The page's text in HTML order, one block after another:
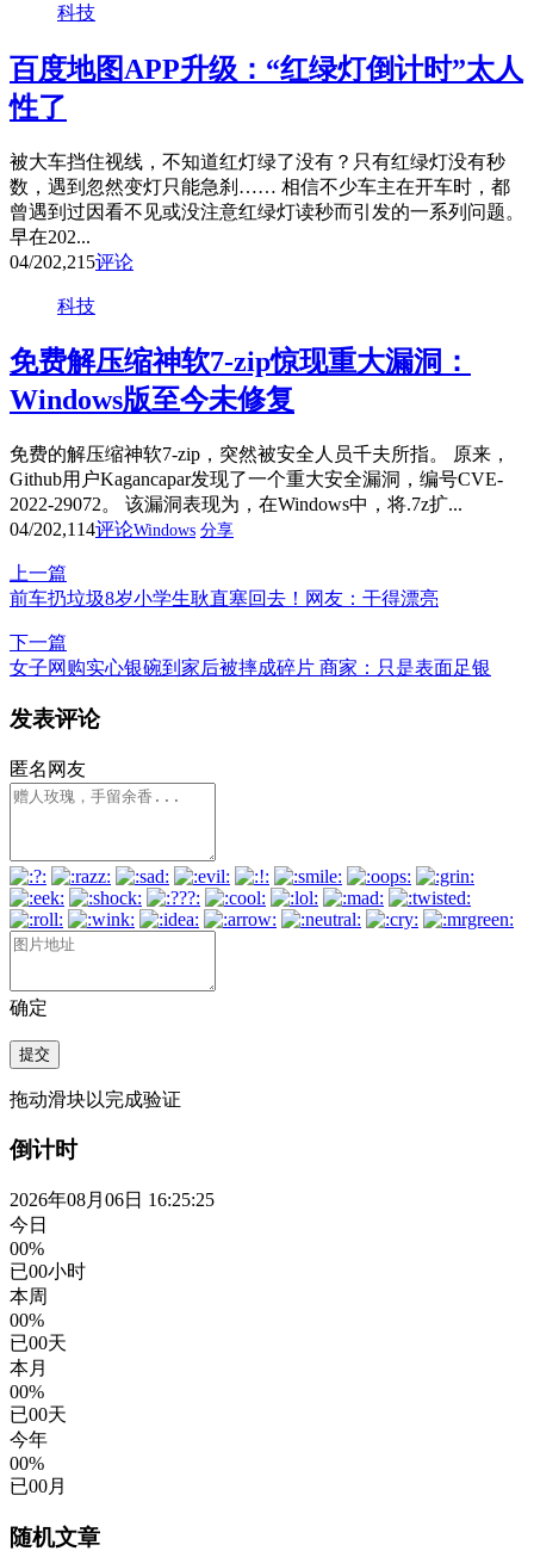
科技
百度地图APP升级：“红绿灯倒计时”太人
性了
被大车挡住视线，不知道红灯绿了没有？只有红绿灯没有秒
数，遇到忽然变灯只能急刹…… 相信不少车主在开车时，都
曾遇到过因看不见或没注意红绿灯读秒而引发的一系列问题。
早在202...
04/202,215评论
科技
免费解压缩神软7-zip惊现重大漏洞：
Windows版至今未修复
免费的解压缩神软7-zip，突然被安全人员千夫所指。 原来，
Github用户Kagancapar发现了一个重大安全漏洞，编号CVE-
2022-29072。 该漏洞表现为，在Windows中，将.7z扩...
04/202,114评论Windows 分享
上一篇
前车扔垃圾8岁小学生耿直塞回去！网友：干得漂亮
下一篇
女子网购实心银碗到家后被摔成碎片 商家：只是表面足银
发表评论
匿名网友
确定
提交
拖动滑块以完成验证
倒计时
2026年08月06日 16:25:26
今日
00%
已00小时
本周
00%
已00天
本月
00%
已00天
今年
00%
已00月
随机文章